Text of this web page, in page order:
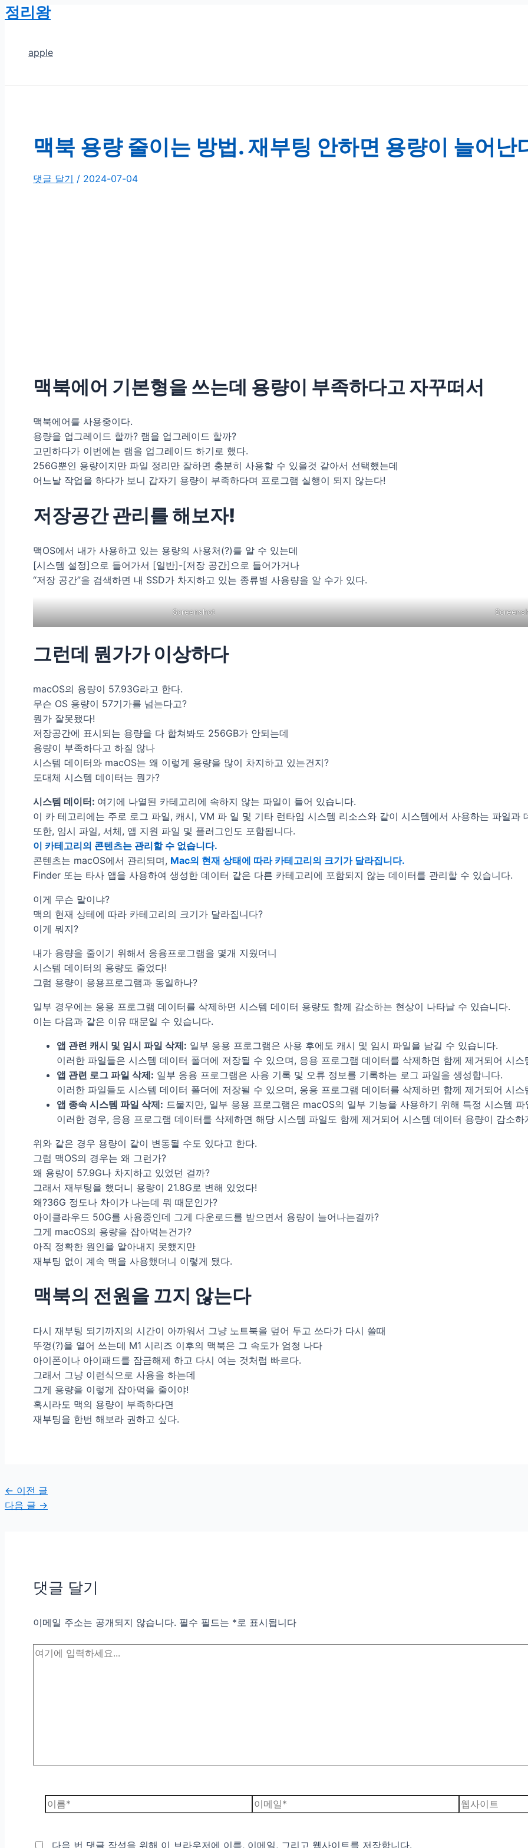
콘
정리왕
apple
맥북 용량 줄이는 방법. 재부팅 안하면 용량이 늘어난
댓글 달기 / 2024-07-04
맥북에어 기본형을 쓰는데 용량이 부족하다고 자꾸떠서
맥북에어를 사용중이다.
용량을 업그레이드 할까? 램을 업그레이드 할까?
고민하다가 이번에는 램을 업그레이드 하기로 했다.
256G뿐인 용량이지만 파일 정리만 잘하면 충분히 사용할 수 있을것 같아서 선택했는데
어느날 작업을 하다가 보니 갑자기 용량이 부족하다며 프로그램 실행이 되지 않는다!
저장공간 관리를 해보자!
맥OS에서 내가 사용하고 있는 용량의 사용처(?)를 알 수 있는데
[시스템 설정]으로 들어가서 [일반]-[저장 공간]으로 들어가거나
“저장 공간”을 검색하면 내 SSD가 차지하고 있는 종류별 사용량을 알 수가 있다.
Screenshot
그런데 뭔가가 이상하다
macOS의 용량이 57.93G라고 한다.
무슨 OS 용량이 57기가를 넘는다고?
뭔가 잘못됐다!
저장공간에 표시되는 용량을 다 합쳐봐도 256GB가 안되는데
용량이 부족하다고 하질 않나
시스템 데이터와 macOS는 왜 이렇게 용량을 많이 차지하고 있는건지?
도대체 시스템 데이터는 뭔가?
시스템 데이터: 여기에 나열된 카테고리에 속하지 않는 파일이 들어 있습니다.
이 카 테고리에는 주로 로그 파일, 캐시, VM 파 일 및 기타 런타임 시스템 리소스와 같이 시스템에서 사용하는 파일과
또한, 임시 파일, 서체, 앱 지원 파일 및 플러그인도 포함됩니다.
이 카테고리의 콘텐츠는 관리할 수 없습니다.
콘텐츠는 macOS에서 관리되며, Mac의 현재 상태에 따라 카테고리의 크기가 달라집니다.
Finder 또는 타사 앱을 사용하여 생성한 데이터 같은 다른 카테고리에 포함되지 않는 데이터를 관리할 수 있습니다.
이게 무슨 말이냐?
맥의 현재 상테에 따라 카테고리의 크기가 달라집니다?
이게 뭐지?
내가 용량을 줄이기 위해서 응용프로그램을 몇개 지웠더니
시스템 데이터의 용량도 줄었다!
그럼 용량이 응용프로그램과 동일하나?
일부 경우에는 응용 프로그램 데이터를 삭제하면 시스템 데이터 용량도 함께 감소하는 현상이 나타날 수 있습니다.
이는 다음과 같은 이유 때문일 수 있습니다.
앱 관련 캐시 및 임시 파일 삭제: 일부 응용 프로그램은 사용 후에도 캐시 및 임시 파일을 남길 수 있습니다.
이러한 파일들은 시스템 데이터 폴더에 저장될 수 있으며, 응용 프로그램 데이터를 삭제하면 함께 제거되어 시
앱 관련 로그 파일 삭제: 일부 응용 프로그램은 사용 기록 및 오류 정보를 기록하는 로그 파일을 생성합니다.
이러한 파일들도 시스템 데이터 폴더에 저장될 수 있으며, 응용 프로그램 데이터를 삭제하면 함께 제거되어 시
앱 종속 시스템 파일 삭제: 드물지만, 일부 응용 프로그램은 macOS의 일부 기능을 사용하기 위해 특정 시스템
이러한 경우, 응용 프로그램 데이터를 삭제하면 해당 시스템 파일도 함께 제거되어 시스템 데이터 용량이 감소하
위와 같은 경우 용량이 같이 변동될 수도 있다고 한다.
그럼 맥OS의 경우는 왜 그런가?
왜 용량이 57.9G나 차지하고 있었던 걸까?
그래서 재부팅을 했더니 용량이 21.8G로 변해 있었다!
왜?36G 정도나 차이가 나는데 뭐 때문인가?
아이클라우드 50G를 사용중인데 그게 다운로드를 받으면서 용량이 늘어나는걸까?
그게 macOS의 용량을 잡아먹는건가?
아직 정확한 원인을 알아내지 못했지만
재부팅 없이 계속 맥을 사용했더니 이렇게 됐다.
맥북의 전원을 끄지 않는다
다시 재부팅 되기까지의 시간이 아까워서 그냥 노트북을 덮어 두고 쓰다가 다시 쓸때
뚜껑(?)을 열어 쓰는데 M1 시리즈 이후의 맥북은 그 속도가 엄청 나다
아이폰이나 아이패드를 잠금해제 하고 다시 여는 것처럼 빠르다.
그래서 그냥 이런식으로 사용을 하는데
그게 용량을 이렇게 잡아먹을 줄이야!
혹시라도 맥의 용량이 부족하다면
재부팅을 한번 해보라 권하고 싶다.
글
탐
← 이전 글
다음 글 →
댓글 달기
이메일 주소는 공개되지 않습니다. 필수 필드는 * 로 표시됩니다
여
이
름
이
메
*
웹
사
다음 번 댓글 작성을 위해 이 브라우저에 이름, 이메일, 그리고 웹사이트를 저장합니다.